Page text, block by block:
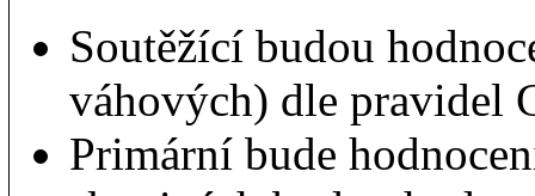
Soutěžící budou
váhových) dle pravidel
Primární bude